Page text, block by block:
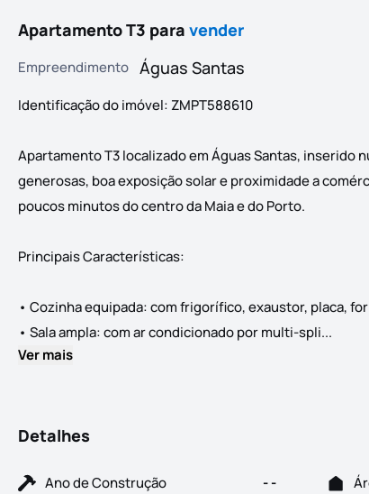
Apartamento T3 para vender
Empreendimento Águas Santas
Identificação do imóvel: ZMPT588610
Apartamento T3 localizado em Águas Santas, inserido
generosas, boa exposição solar e proximidade a
poucos minutos do centro da Maia e do Porto.
Principais Características:
• Cozinha equipada: com frigorífico, exaustor, placa,
• Sala ampla: com ar condicionado por multi-spli...
Ver mais
Detalhes
Ano de Construção - -